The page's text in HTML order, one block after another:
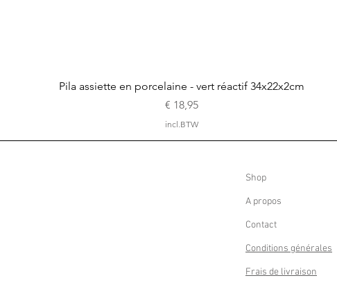
Snel overzicht
Pila assiette en porcelaine - vert réactif 34x22x2cm
Prijs
€ 18,95
incl.BTW
Shop
A propos
Contact
Conditions générales
Frais de livraison